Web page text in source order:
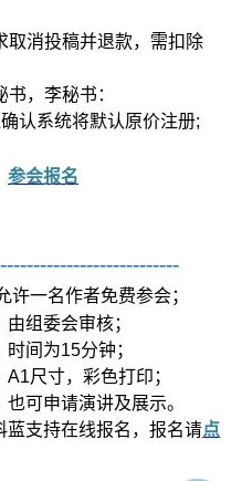
取消投稿并退款，需扣除
，李秘书：
认系统将默认原价注册;
参会报名
许一名作者免费参会；
组委会审核；
间为15分钟；
尺寸，彩色打印；
可申请演讲及展示。
蓝支持在线报名，报名请点